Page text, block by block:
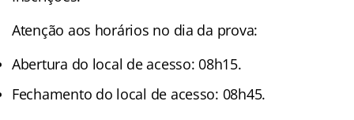
Atenção aos horários no dia da prova:
Abertura do local de acesso: 08h15.
Fechamento do local de acesso: 08h45.